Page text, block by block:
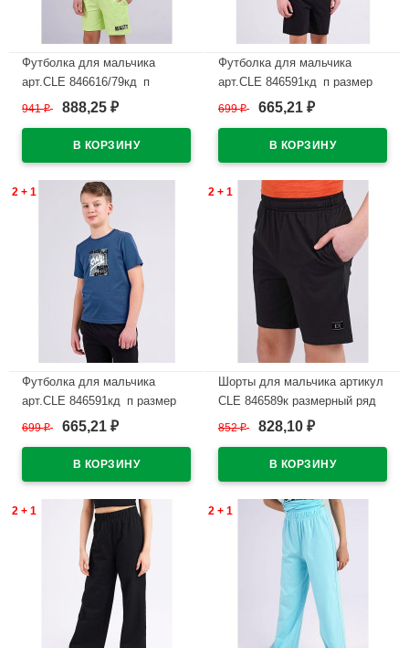
Футболка для мальчика
арт.CLE 846616/79кд_п
размер 34/134-42/158 цвет
941₽ 888,25 ₽
Футболка для мальчика
арт.CLE 846591кд_п размер
34/134-42/158 цвет зеленый
699₽ 665,21 ₽
2 + 1
Футболка для мальчика
арт.CLE 846591кд_п размер
34/134-42/158 цвет джинсовый
699₽ 665,21 ₽
2 + 1
Шорты для мальчика артикул
CLE 846589к размерный ряд
34/134-42/158 цвет черный
852₽ 828,10 ₽
2 + 1 2 + 1